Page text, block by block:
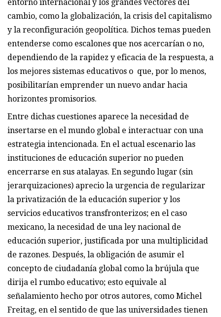
entorno internacional y los grandes vectores del
cambio, como la globalización, la crisis del capitalismo
y la reconfiguración geopolítica. Dichos temas pueden
entenderse como escalones que nos acercarían o no,
dependiendo de la rapidez y eficacia de la respuesta, a
los mejores sistemas educativos o que, por lo menos,
posibilitarían emprender un nuevo andar hacia
horizontes promisorios.
Entre dichas cuestiones aparece la necesidad de
insertarse en el mundo global e interactuar con una
estrategia intencionada. En el actual escenario las
instituciones de educación superior no pueden
encerrarse en sus atalayas. En segundo lugar (sin
jerarquizaciones) aprecio la urgencia de regularizar
la privatización de la educación superior y los
servicios educativos transfronterizos; en el caso
mexicano, la necesidad de una ley nacional de
educación superior, justificada por una multiplicidad
de razones. Después, la obligación de asumir el
concepto de ciudadanía global como la brújula que
dirija el rumbo educativo; esto equivale al
señalamiento hecho por otros autores, como Michel
Freitag, en el sentido de que las universidades tienen